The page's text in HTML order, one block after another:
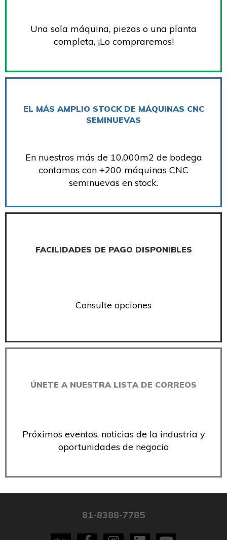
Una sola máquina, piezas o una planta
completa, ¡Lo compraremos!
EL MÁS AMPLIO STOCK DE MÁQUINAS CNC
SEMINUEVAS
En nuestros más de 10.000m2 de bodega
contamos con +200 máquinas CNC
seminuevas en stock.
FACILIDADES DE PAGO DISPONIBLES
Consulte opciones
ÚNETE A NUESTRA LISTA DE CORREOS
Próximos eventos, noticias de la industria y
oportunidades de negocio
81-8388-7785